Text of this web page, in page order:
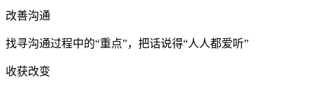
改善沟通
找寻沟通过程中的“重点”，把话说得“人人都爱听”
收获改变